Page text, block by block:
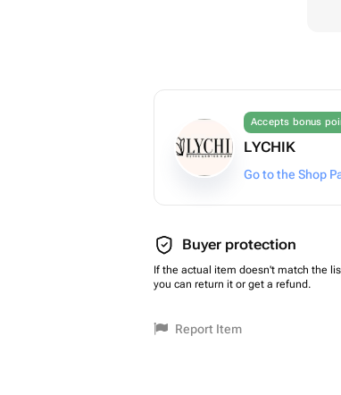
Accepts bonus
LYCHIK
Go to the Shop
Buyer protection
If the actual item doesn't match the
you can return it or get a refund.
Report Item